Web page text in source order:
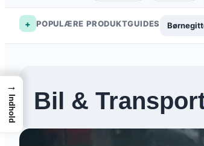
+ POPULÆRE PRODUKTGUIDES
Bil &
→
Indhold